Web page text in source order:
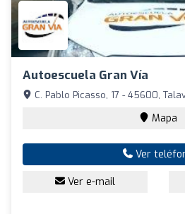
Autoescuela Gran Vía
C. Pablo Picasso, 17 - 45600,
Mapa
Ver
Ver e-mail